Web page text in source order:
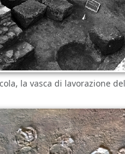
la vasca di lavorazione